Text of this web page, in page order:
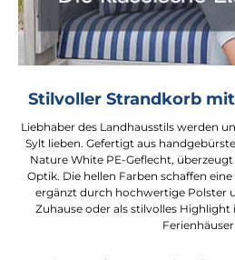
Stilvoller Strandkorb
Liebhaber des Landhausstils werden
Sylt lieben. Gefertigt aus
Nature White PE-Geflecht,
Optik. Die hellen Farben schaffen
ergänzt durch hochwertige Polster
Zuhause oder als stilvolles